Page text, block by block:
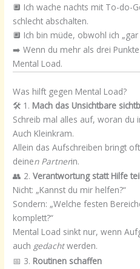
🔲 Ich wache nachts mit To-do-
schlecht abschalten.
🔲 Ich bin müde, obwohl ich
➡️ Wenn du mehr als drei
Mental Load.
Was hilft gegen Mental Load?
🛠 1. Mach das Unsichtbare
Schreib mal alles auf, woran du
Auch Kleinkram.
Allein das Aufschreiben bringt
deinen Partnerin.
👥 2.Verantwortung statt Hilfe
Nicht: „Kannst du mir helfen?“
Sondern: „Welche festen
komplett?“
Mental Load sinkt nur, wenn
auch gedachtwerden.
📅 3. Routinen schaffen